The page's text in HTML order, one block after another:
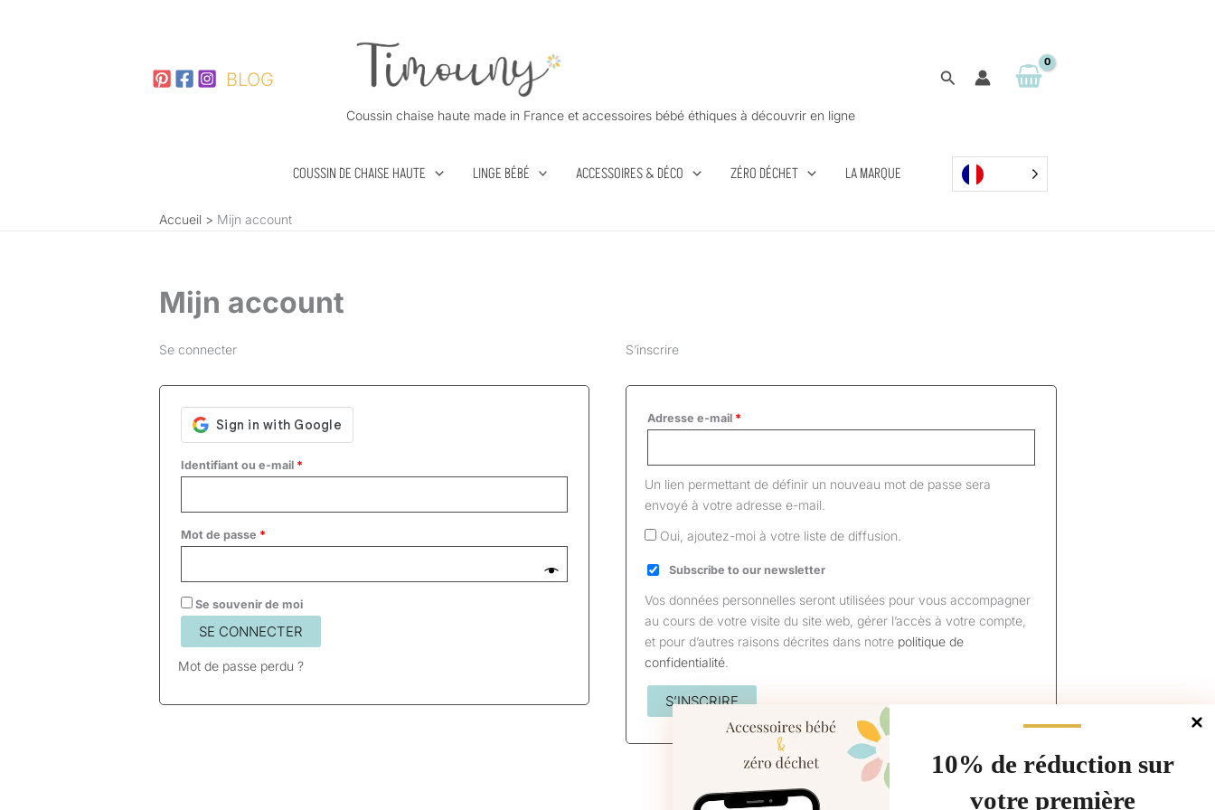
BLOG
Coussin chaise haute made in France et accessoires bébé éthiques à découvrir en ligne
Rechercher
COUSSIN DE CHAISE HAUTE LINGE BÉBÉ ACCESSOIRES & DÉCO ZÉRO DÉCHET LA MARQUE
Accueil Mijn account
Mijn account
Se connecter
Identifiant ou e-mail *
Mot de passe *
Se souvenir de moi
SE CONNECTER
Mot de passe perdu ?
S’inscrire
Adresse e-mail *
Un lien permettant de définir un nouveau mot de passe sera
envoyé à votre adresse e-mail.
Oui, ajoutez-moi à votre liste de diffusion.
Subscribe to our newsletter
Vos données personnelles seront utilisées pour vous accompagner
au cours de votre visite du site web, gérer l’accès à votre compte,
et pour d’autres raisons décrites dans notre politique de
confidentialité.
S’INSCRIRE
10% de réduction sur
votre première